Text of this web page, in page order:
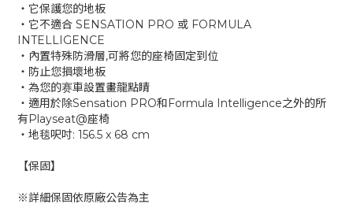
‧它保護您的地板
‧它不適合 SENSATION PRO 或 FORMULA
INTELLIGENCE
‧內置特殊防滑層,可將您的座椅固定到位
‧防止您損壞地板
‧為您的赛車設置畫龍點睛
‧適用於除Sensation PRO和Formula Intelligence之外的所
有Playseat@座椅
‧地毯呎吋: 156.5 x 68 cm
【保固】
※詳細保固依原廠公告為主